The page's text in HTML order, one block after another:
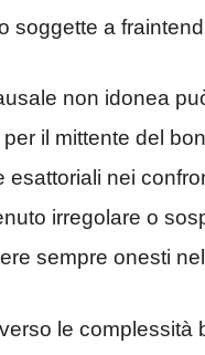
soggette a
non idonea
il mittente del
esattoriali nei
irregolare o
sempre onesti
le complessità